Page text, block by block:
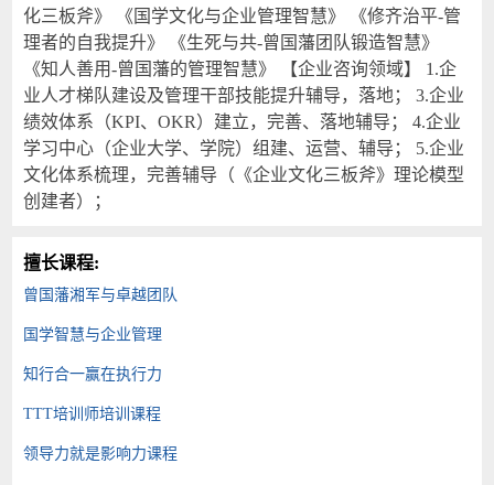
化三板斧》 《国学文化与企业管理智慧》 《修齐治平-管
理者的自我提升》 《生死与共-曾国藩团队锻造智慧》
《知人善用-曾国藩的管理智慧》 【企业咨询领域】 1.企
业人才梯队建设及管理干部技能提升辅导，落地； 3.企业
绩效体系（KPI、OKR）建立，完善、落地辅导； 4.企业
学习中心（企业大学、学院）组建、运营、辅导； 5.企业
文化体系梳理，完善辅导（《企业文化三板斧》理论模型
创建者）；
擅长课程:
曾国藩湘军与卓越团队
国学智慧与企业管理
知行合一赢在执行力
TTT培训师培训课程
领导力就是影响力课程